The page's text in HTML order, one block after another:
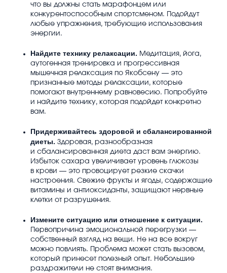
что вы должны стать марафонцем или
конкурентоспособным спортсменом. Подойдут
любые упражнения, требующие использования
энергии.
Найдите технику релаксации. Медитация, йога,
аутогенная тренировка и прогрессивная
мышечная релаксация по Якобсену — это
признанные методы релаксации, которые
помогают внутреннему равновесию. Попробуйте
и найдите технику, которая подойдет конкретно
вам.
Придерживайтесь здоровой и сбалансированной
диеты. Здоровая, разнообразная
и сбалансированная диета даст вам энергию.
Избыток сахара увеличивает уровень глюкозы
в крови — это провоцирует резкие скачки
настроения. Свежие фрукты и ягоды, содержащие
витамины и антиоксиданты, защищают нервные
клетки от разрушения.
Измените ситуацию или отношение к ситуации.
Первопричина эмоциональной перегрузки —
собственный взгляд на вещи. Не на все вокруг
можно повлиять. Проблема может стать вызовом,
который принесет полезный опыт. Небольшие
раздражители не стоят внимания.